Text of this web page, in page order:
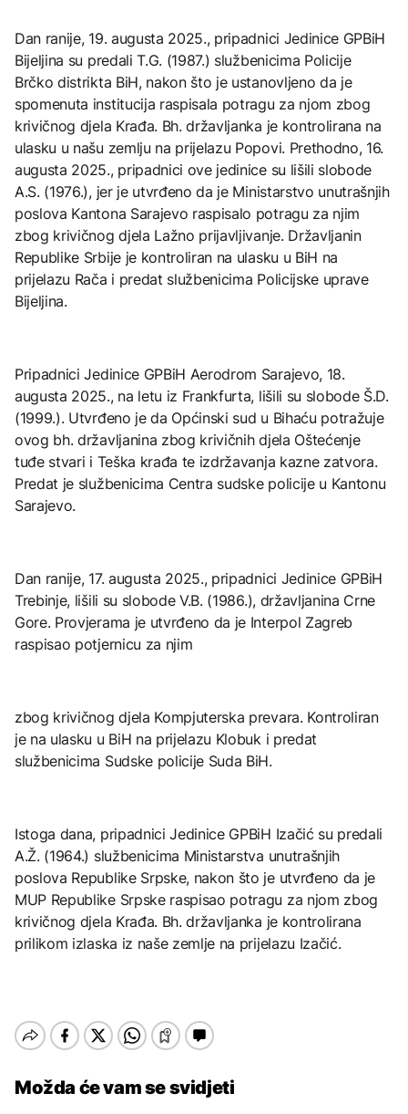
Dan ranije, 19. augusta 2025., pripadnici Jedinice GPBiH
Bijeljina su predali T.G. (1987.) službenicima Policije
Brčko distrikta BiH, nakon što je ustanovljeno da je
spomenuta institucija raspisala potragu za njom zbog
krivičnog djela Krađa. Bh. državljanka je kontrolirana na
ulasku u našu zemlju na prijelazu Popovi. Prethodno, 16.
augusta 2025., pripadnici ove jedinice su lišili slobode
A.S. (1976.), jer je utvrđeno da je Ministarstvo unutrašnjih
poslova Kantona Sarajevo raspisalo potragu za njim
zbog krivičnog djela Lažno prijavljivanje. Državljanin
Republike Srbije je kontroliran na ulasku u BiH na
prijelazu Rača i predat službenicima Policijske uprave
Bijeljina.
Pripadnici Jedinice GPBiH Aerodrom Sarajevo, 18.
augusta 2025., na letu iz Frankfurta, lišili su slobode Š.D.
(1999.). Utvrđeno je da Općinski sud u Bihaću potražuje
ovog bh. državljanina zbog krivičnih djela Oštećenje
tuđe stvari i Teška krađa te izdržavanja kazne zatvora.
Predat je službenicima Centra sudske policije u Kantonu
Sarajevo.
Dan ranije, 17. augusta 2025., pripadnici Jedinice GPBiH
Trebinje, lišili su slobode V.B. (1986.), državljanina Crne
Gore. Provjerama je utvrđeno da je Interpol Zagreb
raspisao potjernicu za njim
zbog krivičnog djela Kompjuterska prevara. Kontroliran
je na ulasku u BiH na prijelazu Klobuk i predat
službenicima Sudske policije Suda BiH.
Istoga dana, pripadnici Jedinice GPBiH Izačić su predali
A.Ž. (1964.) službenicima Ministarstva unutrašnjih
poslova Republike Srpske, nakon što je utvrđeno da je
MUP Republike Srpske raspisao potragu za njom zbog
krivičnog djela Krađa. Bh. državljanka je kontrolirana
prilikom izlaska iz naše zemlje na prijelazu Izačić.
Možda će vam se svidjeti